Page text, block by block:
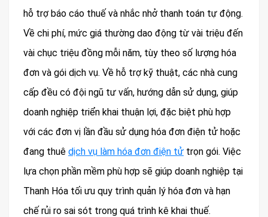
hỗ trợ báo cáo thuế và nhắc nhở thanh toán tự động.
Về chi phí, mức giá thường dao động từ vài triệu đến
vài chục triệu đồng mỗi năm, tùy theo số lượng hóa
đơn và gói dịch vụ. Về hỗ trợ kỹ thuật, các nhà cung
cấp đều có đội ngũ tư vấn, hướng dẫn sử dụng, giúp
doanh nghiệp triển khai thuận lợi, đặc biệt phù hợp
với các đơn vị lần đầu sử dụng hóa đơn điện tử hoặc
đang thuê dịch vụ làm hóa đơn điện tử trọn gói. Việc
lựa chọn phần mềm phù hợp sẽ giúp doanh nghiệp tại
Thanh Hóa tối ưu quy trình quản lý hóa đơn và hạn
chế rủi ro sai sót trong quá trình kê khai thuế.